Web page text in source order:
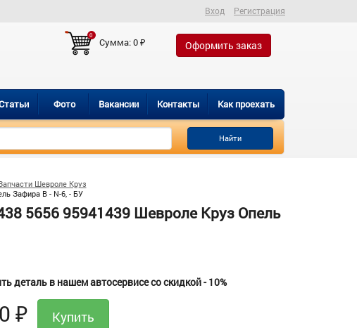
Вход Регистрация
0
Сумма:0₽ Оформить заказ
Фото Вакансии Контакты Как проехать
Найти
Шевроле Круз
Зафира B - N-6, - БУ
5656 95941439 Шевроле Круз Опель
деталь в нашем автосервисе со скидкой - 10%
₽